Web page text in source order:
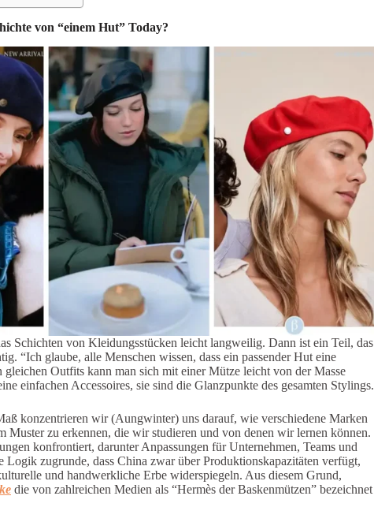
von “einem Hut” Today?
Schichten von Kleidungsstücken leicht langweilig. Dann ist ein Teil, das
“Ich glaube, alle Menschen wissen, dass ein passender Hut eine
Outfits kann man sich mit einer Mütze leicht von der Masse
einfachen Accessoires, sie sind die Glanzpunkte des gesamten Stylings.
konzentrieren wir (Aungwinter) uns darauf, wie verschiedene Marken
zu erkennen, die wir studieren und von denen wir lernen können.
konfrontiert, darunter Anpassungen für Unternehmen, Teams und
zugrunde, dass China zwar über Produktionskapazitäten verfügt,
und handwerkliche Erbe widerspiegeln. Aus diesem Grund,
die von zahlreichen Medien als “Hermès der Baskenmützen” bezeichnet